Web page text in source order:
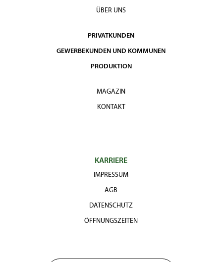
ÜBER UNS
PRIVATKUNDEN
GEWERBEKUNDEN UND KOMMUNEN
PRODUKTION
MAGAZIN
KONTAKT
KARRIERE
IMPRESSUM
AGB
DATENSCHUTZ
ÖFFNUNGSZEITEN